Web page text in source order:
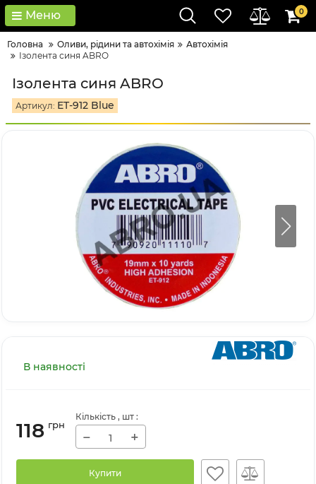
Меню 0
Головна Оливи, рідини та автохімія
Автохімія
Ізолента синя ABRO
Ізолента синя ABRO
Артикул: ET-912 Blue
В наявності
118 грн
Кількість , шт :
− +
Купити